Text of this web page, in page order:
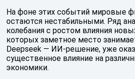
На фоне этих событий мировые
остаются нестабильными. Ряд
колебания с ростом влияния
которых заметное место
Deepseek — ИИ-решение, уже
существенное влияние на
экономики.